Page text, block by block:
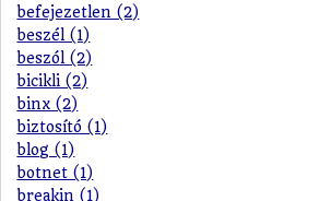
befejezetlen (2)
beszél (1)
beszól (2)
bicikli (2)
binx (2)
biztosító (1)
blog (1)
botnet (1)
breakin (1)